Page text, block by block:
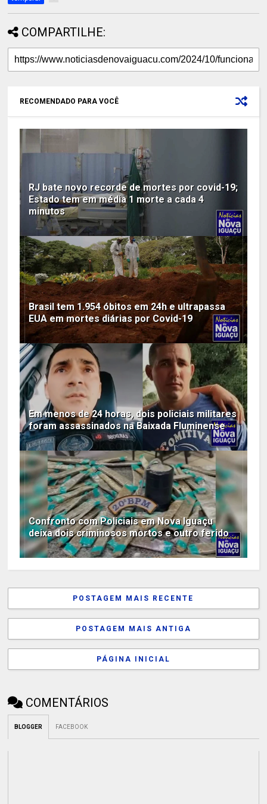
COMPARTILHE:
RECOMENDADO PARA VOCÊ
RJ bate novo recorde de mortes por covid-19;
Estado tem em média 1 morte a cada 4
minutos
Brasil tem 1.954 óbitos em 24h e ultrapassa
EUA em mortes diárias por Covid-19
Em menos de 24 horas, dois policiais militares
foram assassinados na Baixada Fluminense
Confronto com Policiais em Nova Iguaçu
deixa dois criminosos mortos e outro ferido
POSTAGEM MAIS RECENTE
POSTAGEM MAIS ANTIGA
PÁGINA INICIAL
COMENTÁRIOS
BLOGGER FACEBOOK